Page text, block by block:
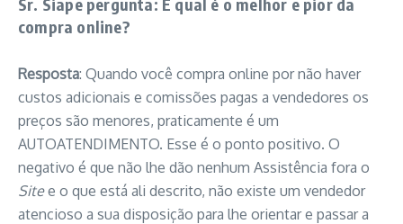
compra online?
Resposta: Quando você compra online por não haver
custos adicionais e comissões pagas a vendedores os
preços são menores, praticamente é um
AUTOATENDIMENTO. Esse é o ponto positivo. O
negativo é que não lhe dão nenhum Assistência fora o
Sitee o que está ali descrito, não existe um vendedor
atencioso a sua disposição para lhe orientar e passar a